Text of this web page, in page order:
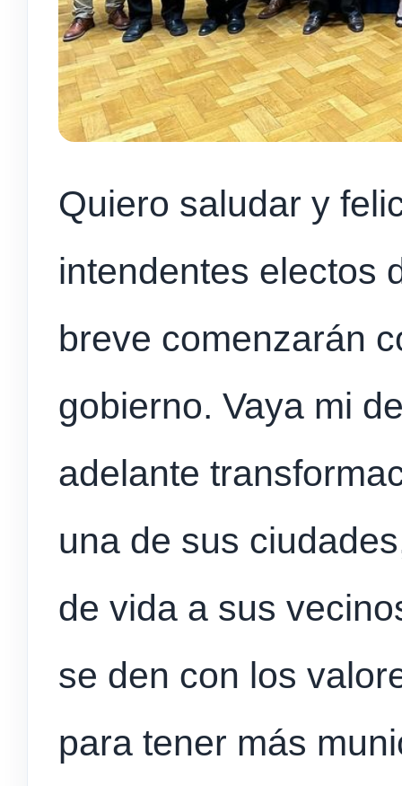
Quiero saludar y
intendentes electos
breve comenzarán
gobierno. Vaya mi
adelante
una de sus
de vida a sus
se den con los
para tener más